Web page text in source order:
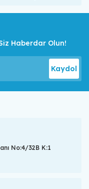
Haberdar Olun!
Kaydol
No:4/32B K:1